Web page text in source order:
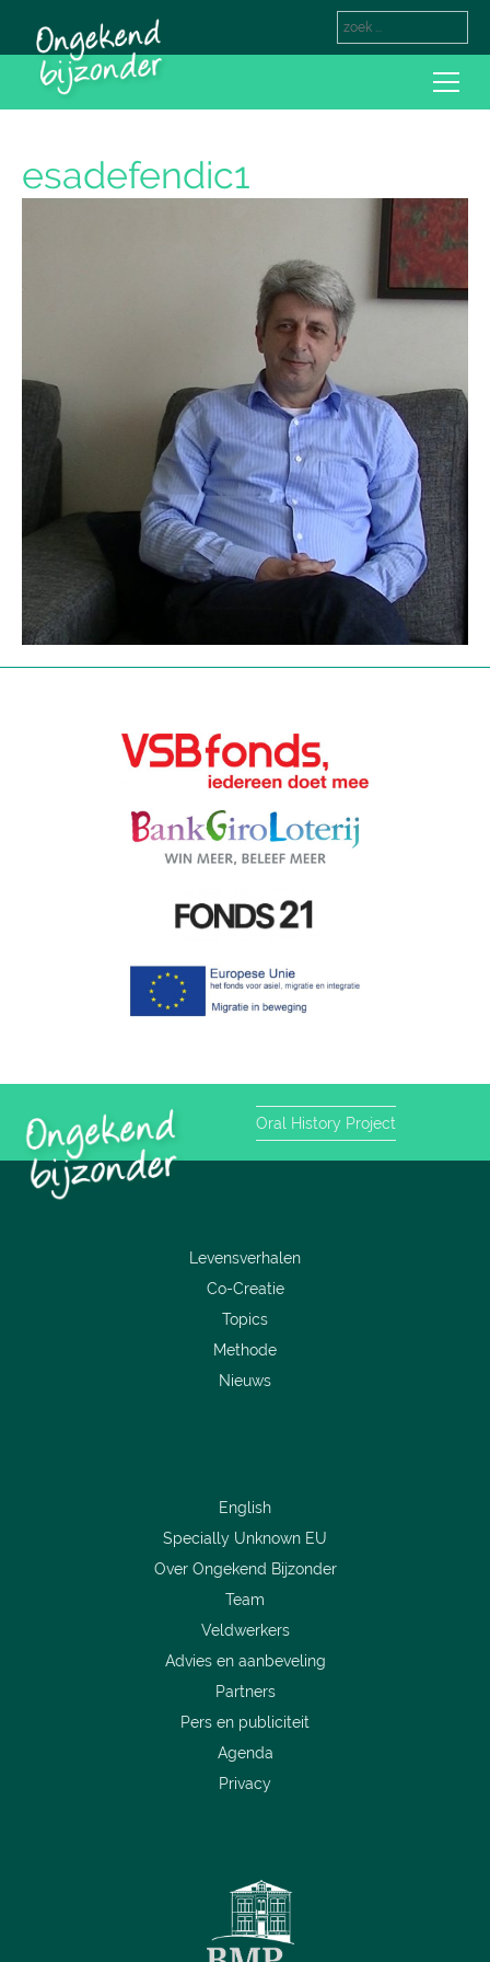
esadefendic1
Oral History Project
Levensverhalen
Co-Creatie
Topics
Methode
Nieuws
English
Specially Unknown EU
Over Ongekend Bijzonder
Team
Veldwerkers
Advies en aanbeveling
Partners
Pers en publiciteit
Agenda
Privacy